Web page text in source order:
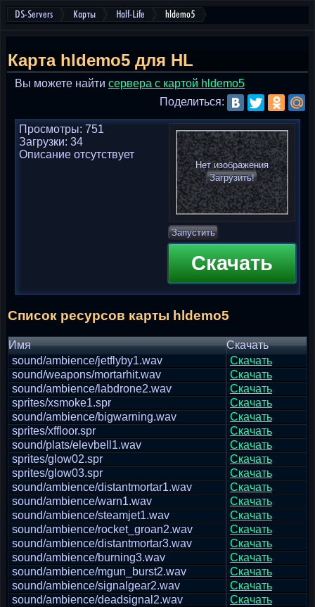
DS-Servers Карты Half-Life hldemo5
Карта hldemo5 для HL
Вы можете найти cервера с картой hldemo5
Поделиться:
Нет изображения
Загрузить!
Запустить
Скачать
Просмотры: 751
Загрузки: 34
Описание отсутствует
Список ресурсов карты hldemo5
Имя
Скачать
sound/ambience/jetflyby1.wav
Скачать
sound/weapons/mortarhit.wav
Скачать
sound/ambience/labdrone2.wav
Скачать
sprites/xsmoke1.spr
Скачать
sound/ambience/bigwarning.wav
Скачать
sprites/xffloor.spr
Скачать
sound/plats/elevbell1.wav
Скачать
sprites/glow02.spr
Скачать
sprites/glow03.spr
Скачать
sound/ambience/distantmortar1.wav
Скачать
sound/ambience/warn1.wav
Скачать
sound/ambience/steamjet1.wav
Скачать
sound/ambience/rocket_groan2.wav
Скачать
sound/ambience/distantmortar3.wav
Скачать
sound/ambience/burning3.wav
Скачать
sound/ambience/mgun_burst2.wav
Скачать
sound/ambience/signalgear2.wav
Скачать
sound/ambience/deadsignal2.wav
Скачать